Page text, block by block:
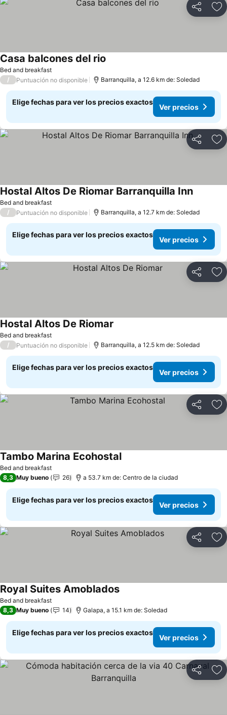
Compartir
Bed and breakfast
Casa balcones del rio
/ Puntuación no disponible Barranquilla, a 12.6 km de: Soledad
Elige fechas para ver los precios exactos
Ver precios
Compartir
Bed and breakfast
Hostal Altos De Riomar Barranquilla InnVer
/ Puntuación no disponible Barranquilla, a 12.7 km de: Soledad
Elige fechas para ver los precios exactos
Ver precios
Compartir
Bed and breakfast
Hostal Altos De Riomar
/ Puntuación no disponible Barranquilla, a 12.5 km de: Soledad
Elige fechas para ver los precios exactos
Ver precios
Compartir
Bed and breakfast
Tambo Marina EcohostalVer precios
8,3 Muy bueno 26 a 53.7 km de: Centro de la ciudad
Elige fechas para ver los precios exactos
Ver precios
Compartir
Bed and breakfast
Royal Suites AmobladosVer precios
8,3 Muy bueno 14 Galapa, a 15.1 km de: Soledad
Elige fechas para ver los precios exactos
Ver precios
Compartir